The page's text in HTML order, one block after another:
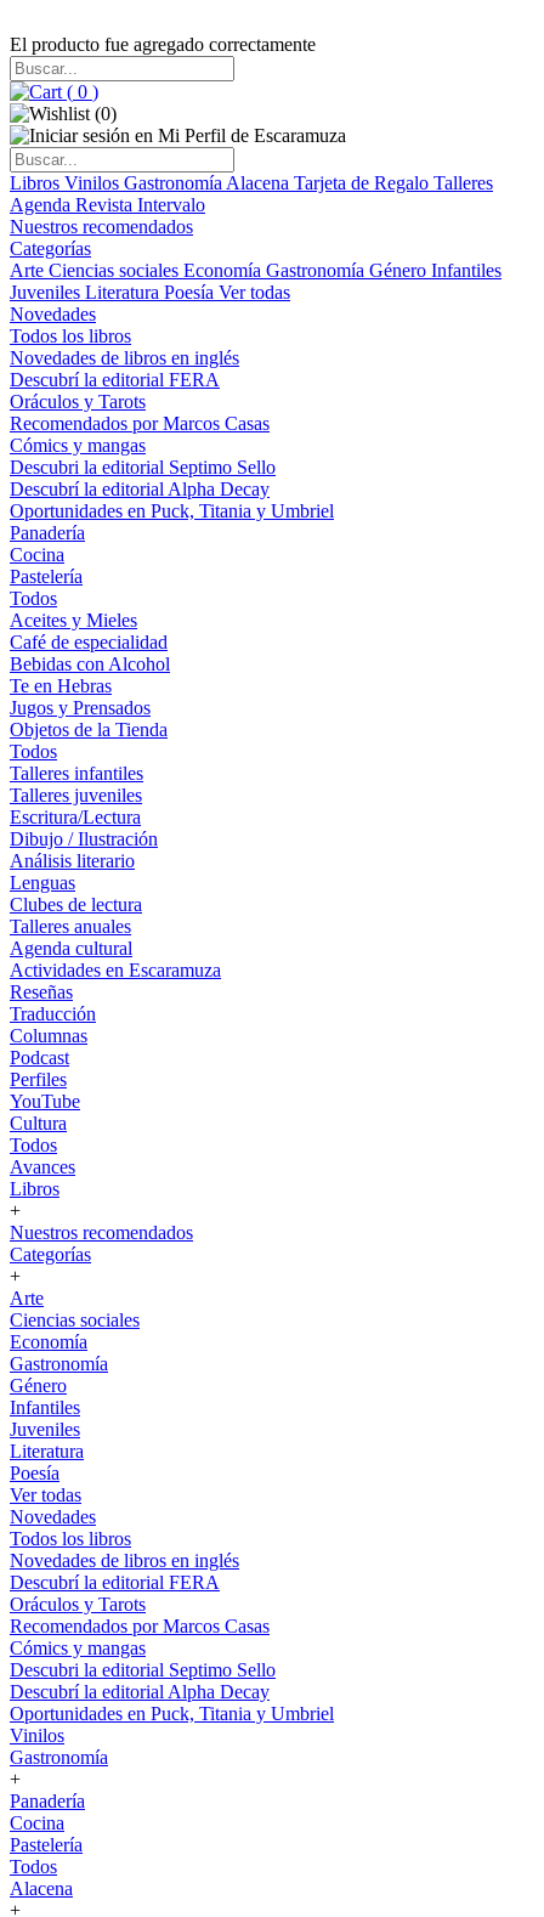
El producto fue agregado correctamente
( 0 )
(0)
Libros Vinilos Gastronomía Alacena Tarjeta de Regalo Talleres
Agenda Revista Intervalo
Nuestros recomendados
Categorías
Arte Ciencias sociales Economía Gastronomía Género Infantiles
Juveniles Literatura Poesía Ver todas
Novedades
Todos los libros
Novedades de libros en inglés
Descubrí la editorial FERA
Oráculos y Tarots
Recomendados por Marcos Casas
Cómics y mangas
Descubri la editorial Septimo Sello
Descubrí la editorial Alpha Decay
Oportunidades en Puck, Titania y Umbriel
Panadería
Cocina
Pastelería
Todos
Aceites y Mieles
Café de especialidad
Bebidas con Alcohol
Te en Hebras
Jugos y Prensados
Objetos de la Tienda
Todos
Talleres infantiles
Talleres juveniles
Escritura/Lectura
Dibujo / Ilustración
Análisis literario
Lenguas
Clubes de lectura
Talleres anuales
Agenda cultural
Actividades en Escaramuza
Reseñas
Traducción
Columnas
Podcast
Perfiles
YouTube
Cultura
Todos
Avances
Libros
+
Nuestros recomendados
Categorías
+
Arte
Ciencias sociales
Economía
Gastronomía
Género
Infantiles
Juveniles
Literatura
Poesía
Ver todas
Novedades
Todos los libros
Novedades de libros en inglés
Descubrí la editorial FERA
Oráculos y Tarots
Recomendados por Marcos Casas
Cómics y mangas
Descubri la editorial Septimo Sello
Descubrí la editorial Alpha Decay
Oportunidades en Puck, Titania y Umbriel
Vinilos
Gastronomía
+
Panadería
Cocina
Pastelería
Todos
Alacena
+